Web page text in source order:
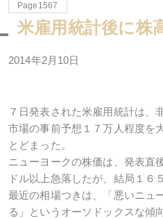
Page1567
米雇用統計後に株
2014年2月10日
７日発表された米雇用統計は、
市場の事前予想１７万人程度を
とどまった。
ニューヨークの株価は、発表直
ドル以上急落したが、結局１６
最近の相場つきは、「悪いニュ
る」というオーソドックスな傾